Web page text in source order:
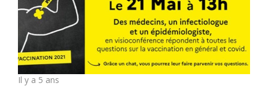
Il y a 5 ans